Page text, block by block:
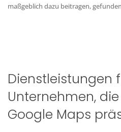
maßgeblich dazu beitragen,
Dienstleistungen
Unternehmen,
Google Maps